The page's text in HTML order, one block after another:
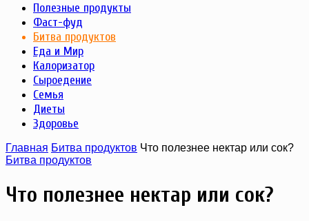
Полезные продукты
Фаст-фуд
Битва продуктов
Еда и Мир
Калоризатор
Сыроедение
Семья
Диеты
Здоровье
Главная Битва продуктов Что полезнее нектар или сок?
Битва продуктов
Что полезнее нектар или сок?